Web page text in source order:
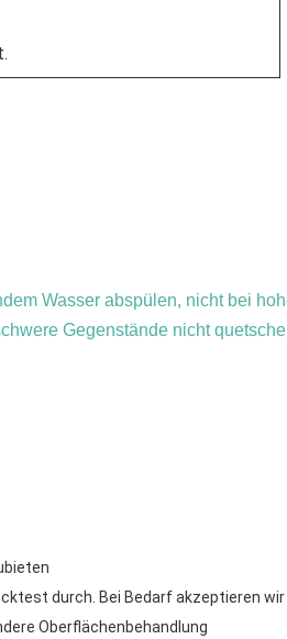
Wasser abspülen, nicht bei
Gegenstände nicht
durch. Bei Bedarf akzeptieren
Oberflächenbehandlung